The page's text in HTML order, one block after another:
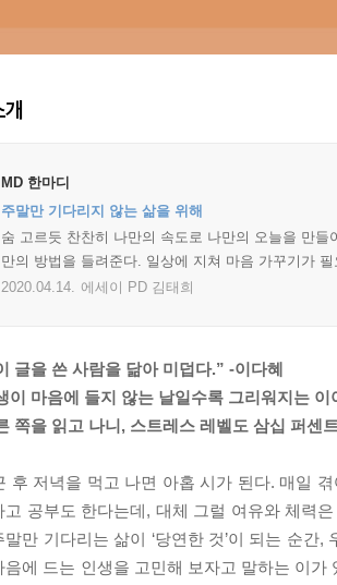
MD 한마디
주말만 기다리지 않는 삶을 위해
숨 고르듯 찬찬히 나만의 속도로 나만의 오늘을 만
만의 방법을 들려준다. 일상에 지쳐 마음 가꾸기가
2020.04.14. 에세이 PD 김태희
글을 쓴 사람을 닮아 미덥다.” -이다혜
이 마음에 들지 않는 날일수록 그리워지는 이
쪽을 읽고 나니, 스트레스 레벨도 삼십 퍼센
후 저녁을 먹고 나면 아홉 시가 된다. 매일
고 공부도 한다는데, 대체 그럴 여유와 체력
말만 기다리는 삶이 ‘당연한 것’이 되는 순
음에 드는 인생을 고민해 보자고 말하는 이